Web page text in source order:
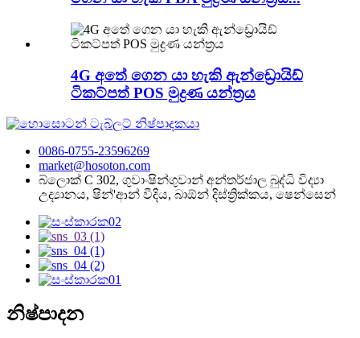
4G අතේ ගෙන යා හැකි ඇන්ඩ්‍රොයිඩ්
ටිකට්පත් POS මුද්‍රණ යන්ත්‍රය
0086-0755-23596269
market@hosoton.com
බ්ලොක් C 302, ගුවාංෂින්ගුවාන් අන්තර්ජාල බුද්ධි විද්‍යා
උද්‍යානය, ෂින්'ආන් වීදිය, බාඕන් දිස්ත්‍රික්කය, ෂෙන්සෙන්
නිෂ්පාදන